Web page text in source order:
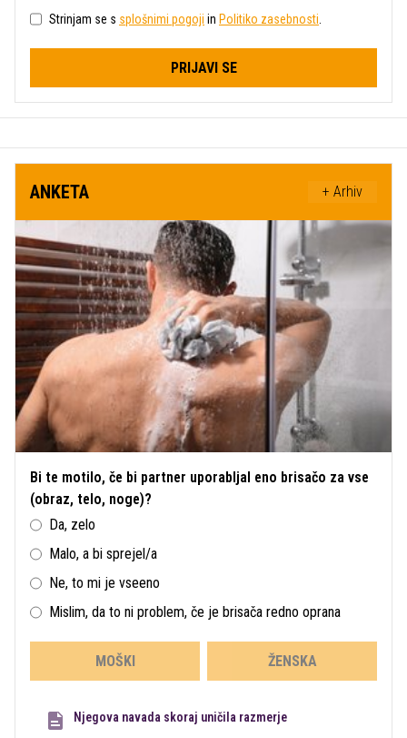
Strinjam se s splošnimi pogoji in Politiko zasebnosti
PRIJAVI SE
ANKETA + Arhiv
Bi te motilo, če bi partner uporabljal eno brisačo za vse
(obraz, telo, noge)?
Da, zelo
Malo, a bi sprejel/a
Ne, to mi je vseeno
Mislim, da to ni problem, če je brisača redno oprana
MOŠKI ŽENSKA
Njegova navada skoraj uničila razmerje